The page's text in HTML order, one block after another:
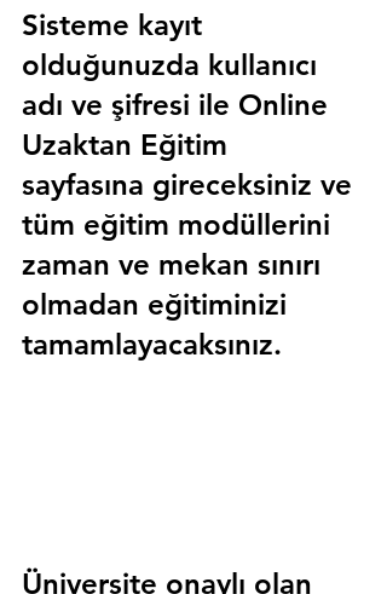
Sisteme kayıt
olduğunuzda kullanıcı
adı ve şifresi ile Online
Uzaktan Eğitim
sayfasına gireceksiniz ve
tüm eğitim modüllerini
zaman ve mekan sınırı
olmadan eğitiminizi
tamamlayacaksınız.
Üniversite onaylı olan